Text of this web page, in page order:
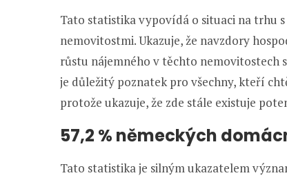
Tato statistika vypovídá o situaci na trhu
nemovitostmi. Ukazuje, že navzdory
růstu nájemného v těchto nemovitostech
je důležitý poznatek pro všechny, kteří
protože ukazuje, že zde stále existuje
57,2 % německých
Tato statistika je silným ukazatelem